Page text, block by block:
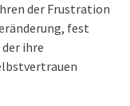
der Frustration
fest
ihre